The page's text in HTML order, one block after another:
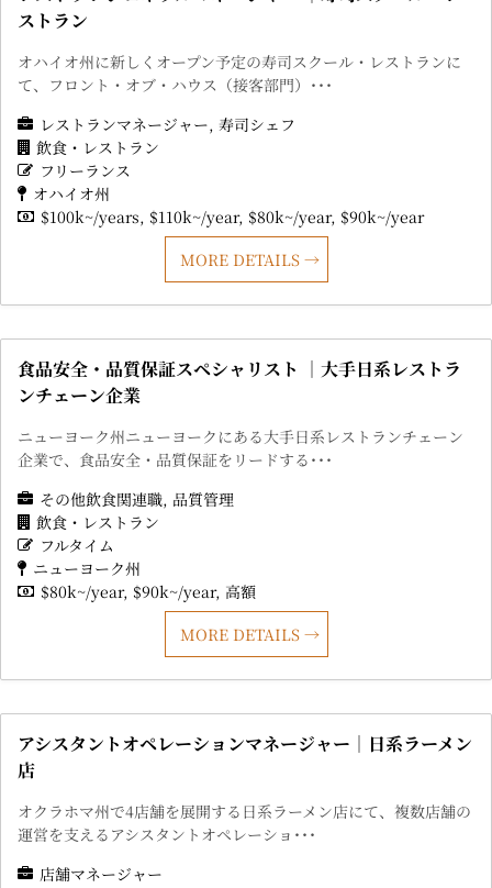
ストラン
オハイオ州に新しくオープン予定の寿司スクール・レストランに
て、フロント・オブ・ハウス（接客部門）･･･
レストランマネージャー 寿司シェフ
飲食・レストラン
フリーランス
オハイオ州
$100k~/years $110k~/year $80k~/year $90k~/year
MORE DETAILS
食品安全・品質保証スペシャリスト ｜大手日系レストラ
ンチェーン企業
ニューヨーク州ニューヨークにある大手日系レストランチェーン
企業で、食品安全・品質保証をリードする･･･
その他飲食関連職 品質管理
飲食・レストラン
フルタイム
ニューヨーク州
$80k~/year $90k~/year 高額
MORE DETAILS
アシスタントオペレーションマネージャー｜日系ラーメン
店
オクラホマ州で4店舗を展開する日系ラーメン店にて、複数店舗の
運営を支えるアシスタントオペレーショ･･･
店舗マネージャー